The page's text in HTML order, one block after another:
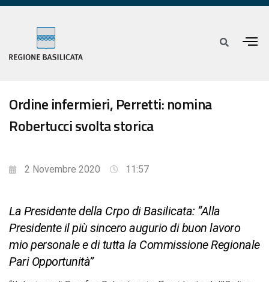
Ordine infermieri, Perretti: nomina
Robertucci svolta storica
2 Novembre 2020 11:57
La Presidente della Crpo di Basilicata: “Alla
Presidente il più sincero augurio di buon lavoro
mio personale e di tutta la Commissione Regionale
Pari Opportunità”